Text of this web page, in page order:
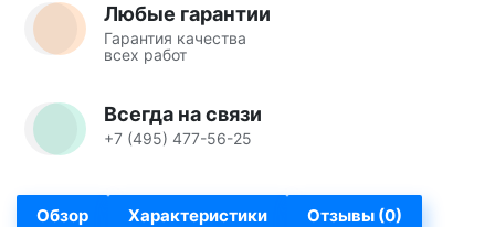
Любые гарантии
Гарантия качества
всех работ
Всегда на связи
+7 (495) 477-56-25
Обзор Характеристики Отзывы (0)